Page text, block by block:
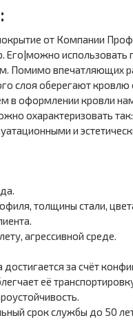
от Компании
Его|можно
Помимо впечатляющих
слоя оберегают кровлю
в оформлении кровли
охарактеризовать
и
толщины стали,
агрессивной среде.
за счёт
её
срок службы до 50